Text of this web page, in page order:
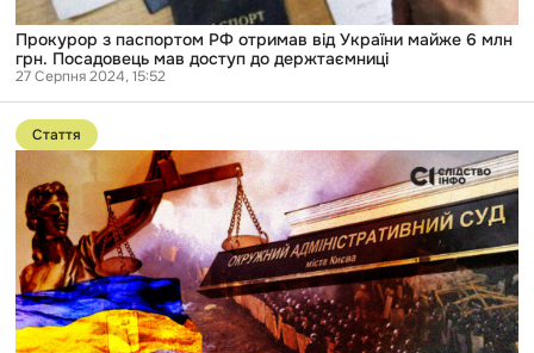
мав
доступ
до
держтаємниці
Прокурор з паспортом РФ отримав від України майже 6 млн
грн. Посадовець мав доступ до держтаємниці
27 Серпня 2024, 15:52
Перейти
до
публікації
Революція
Гідності:
що
сталось
суддями
Майдану
через
10
років
Стаття